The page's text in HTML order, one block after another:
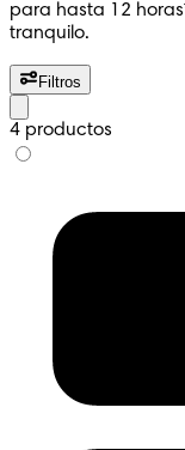
para hasta 12
tranquilo.
Filtros
4 productos